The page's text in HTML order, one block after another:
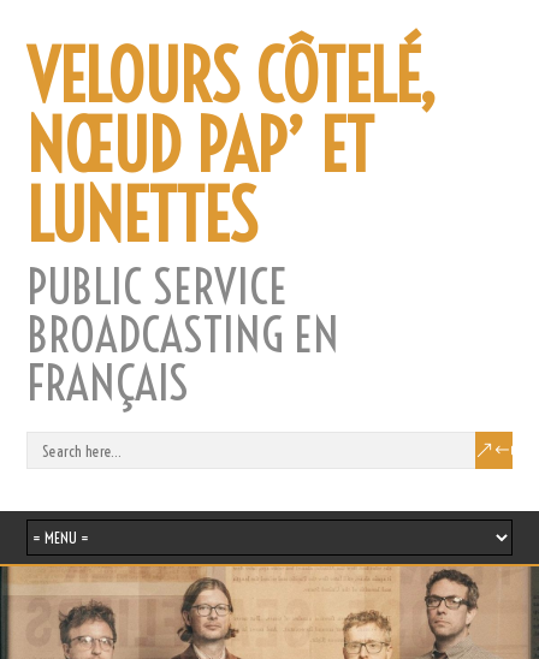
VELOURS CÔTELÉ,
NŒUD PAP’ ET
LUNETTES
PUBLIC SERVICE
BROADCASTING EN
FRANÇAIS